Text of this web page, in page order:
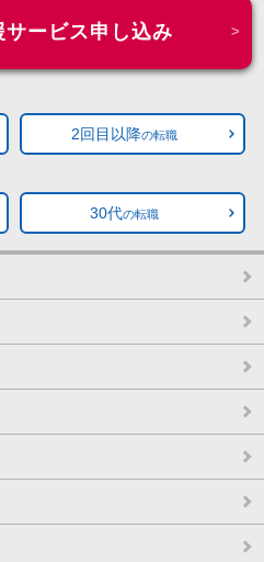
サービス申し込み
2回目以降の転職
30代の転職